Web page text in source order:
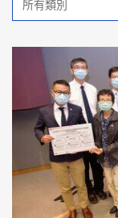
類